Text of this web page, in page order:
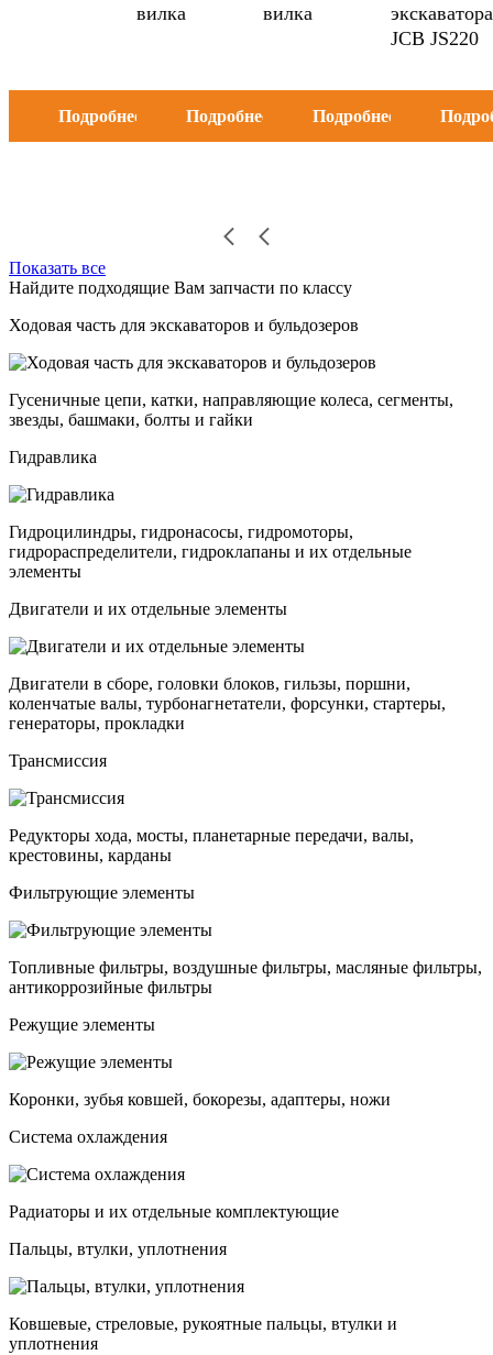
Подробнее
вилка
Подробнее
вилка
Подробнее
экскаватора
JCB JS220
Показать все
Найдите подходящие Вам запчасти по классу
Ходовая часть для экскаваторов и бульдозеров
Гусеничные цепи, катки, направляющие колеса, сегменты,
звезды, башмаки, болты и гайки
Гидравлика
Гидроцилиндры, гидронасосы, гидромоторы,
гидрораспределители, гидроклапаны и их отдельные
элементы
Двигатели и их отдельные элементы
Двигатели в сборе, головки блоков, гильзы, поршни,
коленчатые валы, турбонагнетатели, форсунки, стартеры,
генераторы, прокладки
Трансмиссия
Редукторы хода, мосты, планетарные передачи, валы,
крестовины, карданы
Фильтрующие элементы
Топливные фильтры, воздушные фильтры, масляные фильтры,
антикоррозийные фильтры
Режущие элементы
Коронки, зубья ковшей, бокорезы, адаптеры, ножи
Система охлаждения
Радиаторы и их отдельные комплектующие
Пальцы, втулки, уплотнения
Ковшевые, стреловые, рукоятные пальцы, втулки и
уплотнения